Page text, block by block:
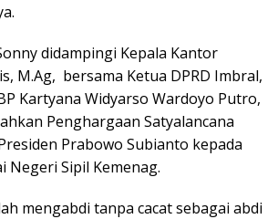
didampingi Kepala Kantor
M.Ag, bersama Ketua DPRD Imbral,
Kartyana Widyarso Wardoyo Putro,
Penghargaan Satyalancana
Prabowo Subianto kepada
Negeri Sipil Kemenag.
mengabdi tanpa cacat sebagai abdi